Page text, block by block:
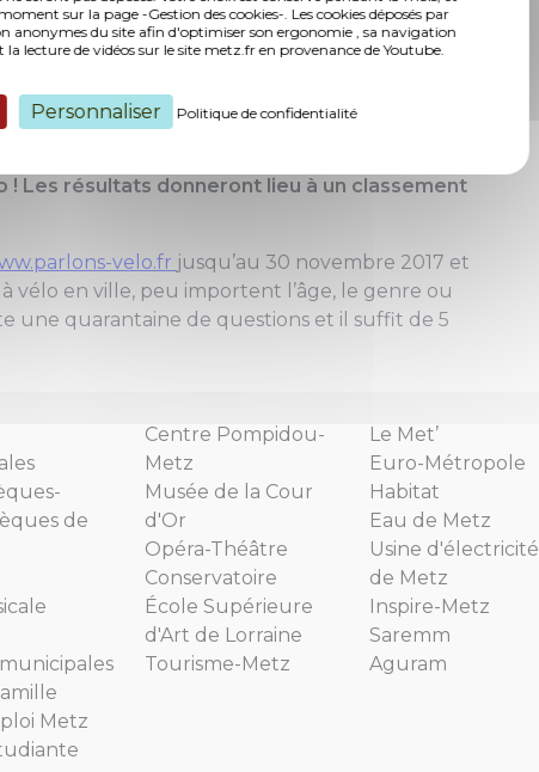
sur la page -Gestion des cookies-. Les cookies déposés par
du site afin d'optimiser son ergonomie , sa navigation
lecture de vidéos sur le site metz.fr en provenance de Youtube.
Personnaliser Politique de confidentialité
auprès des usagers du vélo
Les résultats donneront lieu à un classement
velo.fr jusqu’au 30 novembre 2017 et
vélo en ville, peu importent l’âge, le genre ou
une quarantaine de questions et il suffit de 5
de
Metz
Centre Pompidou-
Metz
Musée de la Cour
d'Or
Opéra-Théâtre
Conservatoire
École Supérieure
d'Art de Lorraine
Tourisme-Metz
Le Met’
Euro-Métropole
Habitat
Eau de Metz
Usine d'électricité
de Metz
Inspire-Metz
Saremm
Aguram